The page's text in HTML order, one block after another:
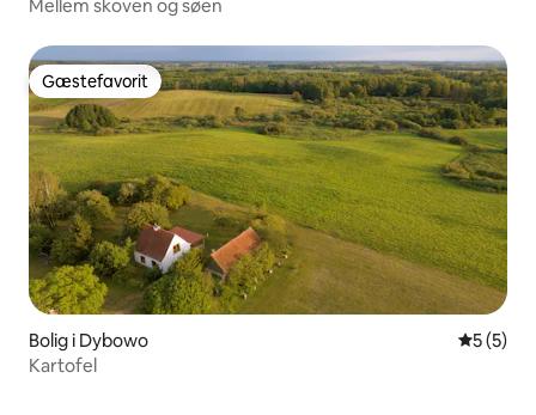
Mellem skoven og søen
Gæstefavorit
Gæstefavorit
Bolig i Dybowo 5 ud af 5
5 (5)
Kartofel